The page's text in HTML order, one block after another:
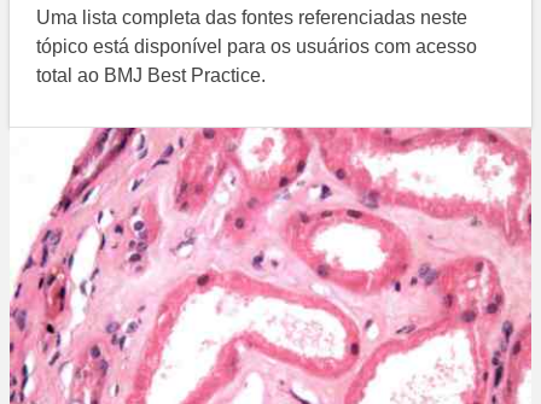
Uma lista completa das fontes referenciadas neste
tópico está disponível para os usuários com acesso
total ao BMJ Best Practice.